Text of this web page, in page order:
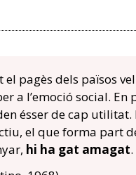
pagès dels països
a l’emoció social. En
ésser de cap utilitat.
el que forma part
hi ha gat amagat.